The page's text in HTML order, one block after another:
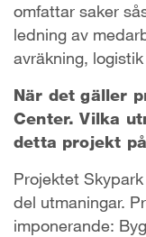
omfattar saker
ledning av
avräkning,
När det gäller
Center. Vilka
detta projekt
Projektet
del utmaningar.
imponerande: